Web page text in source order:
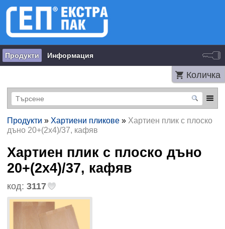
Продукти Информация
Количка
Продукти » Хартиени пликове» Хартиен плик с плоско
дъно 20+(2х4)/37, кафяв
Хартиен плик с плоско дъно
20+(2х4)/37, кафяв
код: 3117